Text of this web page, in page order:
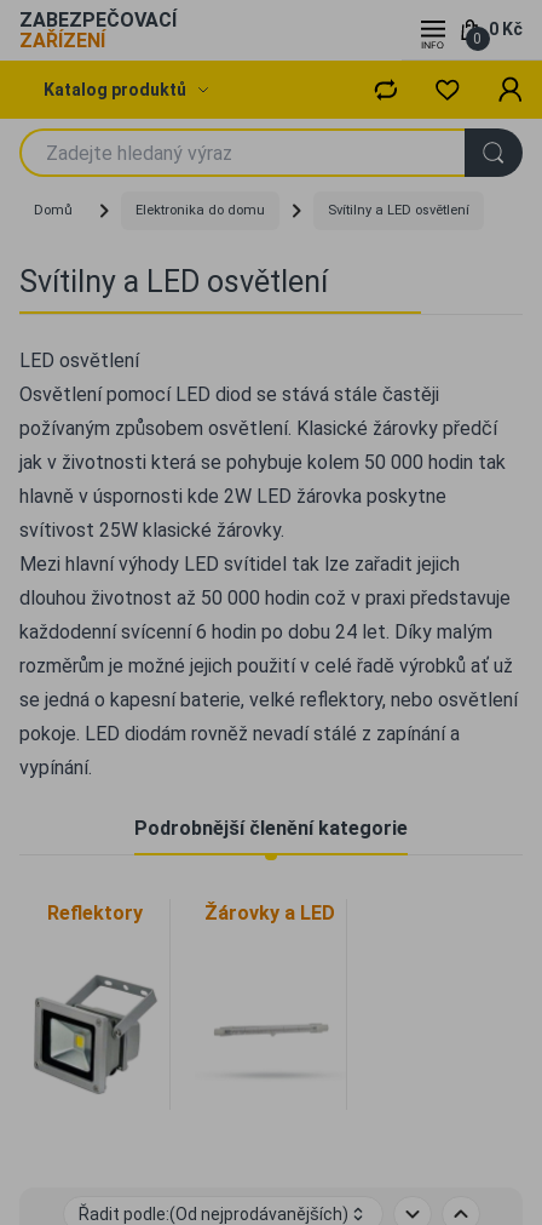
0 Kč
0
ZABEZPEČOVACÍ
ZAŘÍZENÍ
Katalog produktů
Domů Elektronika do domu Svítilny a LED osvětlení
Svítilny a LED osvětlení
LED osvětlení
Osvětlení pomocí LED diod se stává stále častěji
požívaným způsobem osvětlení. Klasické žárovky předčí
jak v životnosti která se pohybuje kolem 50 000 hodin tak
hlavně v úspornosti kde 2W LED žárovka poskytne
svítivost 25W klasické žárovky.
Mezi hlavní výhody LED svítidel tak lze zařadit jejich
dlouhou životnost až 50 000 hodin což v praxi představuje
každodenní svícenní 6 hodin po dobu 24 let. Díky malým
rozměrům je možné jejich použití v celé řadě výrobků ať už
se jedná o kapesní baterie, velké reflektory, nebo osvětlení
pokoje. LED diodám rovněž nevadí stálé z zapínání a
vypínání.
Podrobnější členění kategorie
Reflektory Žárovky a LED
Řadit podle:(Od nejprodávanějších)